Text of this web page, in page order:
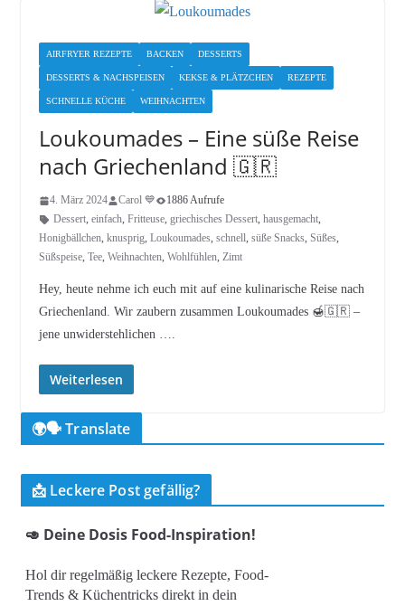
AIRFRYER REZEPTE BACKEN DESSERTS
DESSERTS & NACHSPEISEN KEKSE & PLÄTZCHEN REZEPTE
SCHNELLE KÜCHE WEIHNACHTEN
Loukoumades – Eine süße Reise
nach Griechenland 🇬🇷
4. März 2024 Carol 💙
1886 Aufrufe
Dessert, einfach, Fritteuse, griechisches Dessert, hausgemacht,
Honigbällchen, knusprig, Loukoumades, schnell, süße Snacks, Süßes,
Süßspeise, Tee, Weihnachten, Wohlfühlen, Zimt
Hey, heute nehme ich euch mit auf eine kulinarische Reise nach
Griechenland. Wir zaubern zusammen Loukoumades 🍯🇬🇷 –
jene unwiderstehlichen ….
Weiterlesen
🌍🗣️ Translate
📩 Leckere Post gefällig?
🥑 Deine Dosis Food-Inspiration!
Hol dir regelmäßig leckere Rezepte, Food-
Trends & Küchentricks direkt in dein